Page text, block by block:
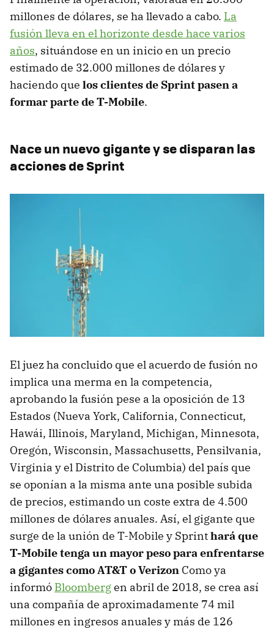
millones de dólares, se ha llevado a cabo. La
fusión lleva en el horizonte desde hace varios
años, situándose en un inicio en un precio
estimado de 32.000 millones de dólares y
haciendo que los clientes de Sprint pasen a
formar parte de T-Mobile.
Nace un nuevo gigante y se disparan las
acciones de Sprint
El juez ha concluido que el acuerdo de fusión no
implica una merma en la competencia,
aprobando la fusión pese a la oposición de 13
Estados (Nueva York, California, Connecticut,
Hawái, Illinois, Maryland, Michigan, Minnesota,
Oregón, Wisconsin, Massachusetts, Pensilvania,
Virginia y el Distrito de Columbia) del país que
se oponían a la misma ante una posible subida
de precios, estimando un coste extra de 4.500
millones de dólares anuales. Así, el gigante que
surge de la unión de T-Mobile y Sprinthará que
T-Mobile tenga un mayor peso para enfrentarse
a gigantes como AT&T o Verizon Como ya
informó Bloombergen abril de 2018, se crea así
una compañía de aproximadamente 74 mil
millones en ingresos anuales y más de 126